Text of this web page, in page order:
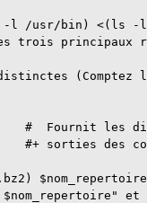
/usr/bin) <(ls -l /
trois principaux
distinctes
#  Fournit les
#+ sorties des
$nom_repertoire